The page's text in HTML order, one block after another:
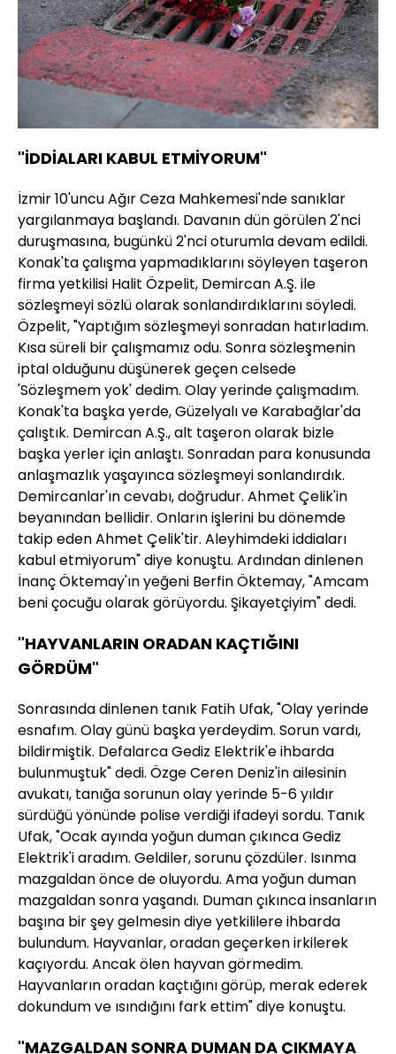
"İDDİALARI KABUL ETMİYORUM"
İzmir 10'uncu Ağır Ceza Mahkemesi'nde sanıklar
yargılanmaya başlandı. Davanın dün görülen 2'nci
duruşmasına, bugünkü 2'nci oturumla devam edildi.
Konak'ta çalışma yapmadıklarını söyleyen taşeron
firma yetkilisi Halit Özpelit, Demircan A.Ş. ile
sözleşmeyi sözlü olarak sonlandırdıklarını söyledi.
Özpelit, "Yaptığım sözleşmeyi sonradan hatırladım.
Kısa süreli bir çalışmamız odu. Sonra sözleşmenin
iptal olduğunu düşünerek geçen celsede
'Sözleşmem yok' dedim. Olay yerinde çalışmadım.
Konak'ta başka yerde, Güzelyalı ve Karabağlar'da
çalıştık. Demircan A.Ş., alt taşeron olarak bizle
başka yerler için anlaştı. Sonradan para konusunda
anlaşmazlık yaşayınca sözleşmeyi sonlandırdık.
Demircanlar'ın cevabı, doğrudur. Ahmet Çelik'in
beyanından bellidir. Onların işlerini bu dönemde
takip eden Ahmet Çelik'tir. Aleyhimdeki iddiaları
kabul etmiyorum" diye konuştu. Ardından dinlenen
İnanç Öktemay'ın yeğeni Berfin Öktemay, "Amcam
beni çocuğu olarak görüyordu. Şikayetçiyim" dedi.
"HAYVANLARIN ORADAN KAÇTIĞINI
GÖRDÜM"
Sonrasında dinlenen tanık Fatih Ufak, "Olay yerinde
esnafım. Olay günü başka yerdeydim. Sorun vardı,
bildirmiştik. Defalarca Gediz Elektrik'e ihbarda
bulunmuştuk" dedi. Özge Ceren Deniz'in ailesinin
avukatı, tanığa sorunun olay yerinde 5-6 yıldır
sürdüğü yönünde polise verdiği ifadeyi sordu. Tanık
Ufak, "Ocak ayında yoğun duman çıkınca Gediz
Elektrik'i aradım. Geldiler, sorunu çözdüler. Isınma
mazgaldan önce de oluyordu. Ama yoğun duman
mazgaldan sonra yaşandı. Duman çıkınca insanların
başına bir şey gelmesin diye yetkililere ihbarda
bulundum. Hayvanlar, oradan geçerken irkilerek
kaçıyordu. Ancak ölen hayvan görmedim.
Hayvanların oradan kaçtığını görüp, merak ederek
dokundum ve ısındığını fark ettim" diye konuştu.
"MAZGALDAN SONRA DUMAN DA ÇIKMAYA